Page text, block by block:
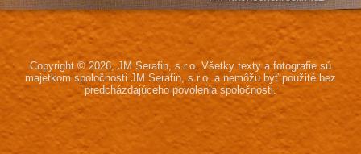
Copyright © 2026, JM Serafin, s.r.o.Všetky texty a fotografie sú
majetkom spoločnosti JM Serafin, s.r.o. a nemôžu byť použité bez
predcházdajúceho povolenia spoločnosti.